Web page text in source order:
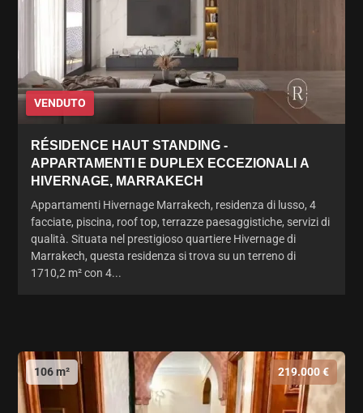
VENDUTO
RÉSIDENCE HAUT STANDING -
APPARTAMENTI E DUPLEX ECCEZIONALI A
HIVERNAGE, MARRAKECH
Appartamenti Hivernage Marrakech, residenza di lusso, 4
facciate, piscina, roof top, terrazze paesaggistiche, servizi di
qualità. Situata nel prestigioso quartiere Hivernage di
Marrakech, questa residenza si trova su un terreno di
1710,2 m² con 4...
106 m² 219.000 €